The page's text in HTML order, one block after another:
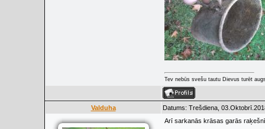
Tev nebūs svešu tautu Dievus turēt
Valduha Datums: Trešdiena,
Arī sarkanās krāsas garās